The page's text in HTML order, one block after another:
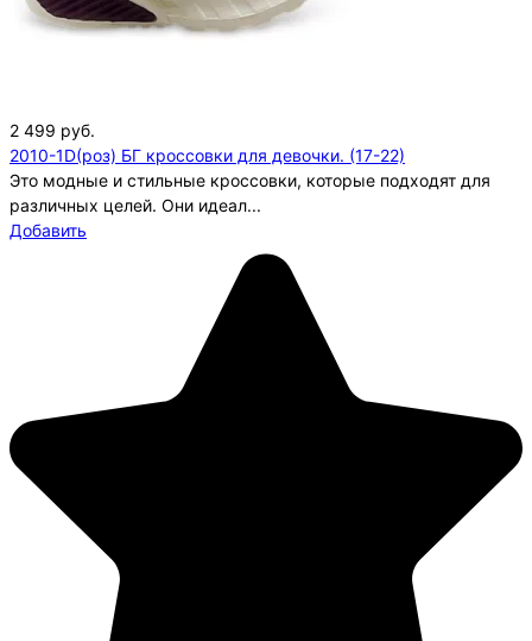
2 499 руб.
2010-1D(роз) БГ кроссовки для девочки. (17-22)
Это модные и стильные кроссовки, которые подходят для
различных целей. Они идеал...
Добавить